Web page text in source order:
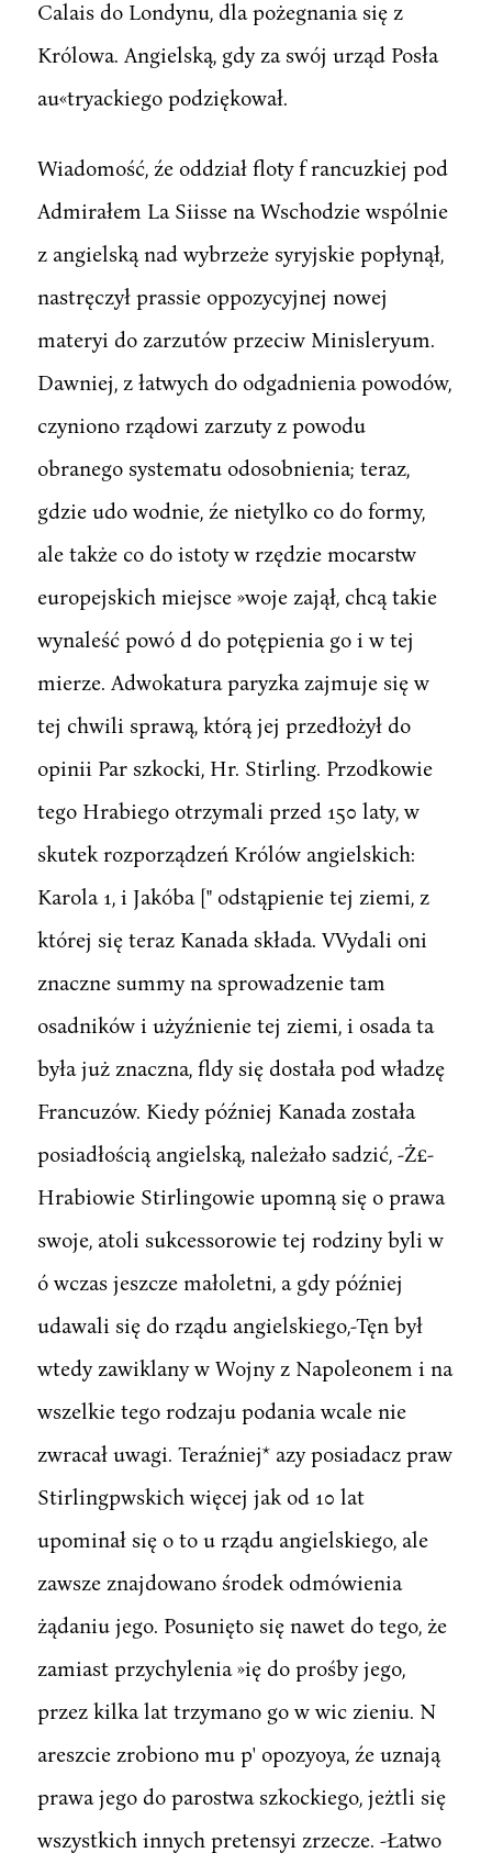
Calais do Londynu, dla pożegnania się z
Królowa. Angielską, gdy za swój urząd Posła
au«tryackiego podziękował.
Wiadomość, źe oddział floty f rancuzkiej pod
Admirałem La Siisse na Wschodzie wspólnie
z angielską nad wybrzeże syryjskie popłynął,
nastręczył prassie oppozycyjnej nowej
materyi do zarzutów przeciw Minisleryum.
Dawniej, z łatwych do odgadnienia powodów,
czyniono rządowi zarzuty z powodu
obranego systematu odosobnienia; teraz,
gdzie udo wodnie, źe nietylko co do formy,
ale także co do istoty w rzędzie mocarstw
europejskich miejsce »woje zajął, chcą takie
wynaleść powó d do potępienia go i w tej
mierze. Adwokatura paryzka zajmuje się w
tej chwili sprawą, którą jej przedłożył do
opinii Par szkocki, Hr. Stirling. Przodkowie
tego Hrabiego otrzymali przed 150 laty, w
skutek rozporządzeń Królów angielskich:
Karola 1, i Jakóba [" odstąpienie tej ziemi, z
której się teraz Kanada składa. VVydali oni
znaczne summy na sprowadzenie tam
osadników i użyźnienie tej ziemi, i osada ta
była już znaczna, fldy się dostała pod władzę
Francuzów. Kiedy później Kanada została
posiadłością angielską, należało sadzić, -Ż£-
Hrabiowie Stirlingowie upomną się o prawa
swoje, atoli sukcessorowie tej rodziny byli w
ó wczas jeszcze małoletni, a gdy później
udawali się do rządu angielskiego,-Tęn był
wtedy zawiklany w Wojny z Napoleonem i na
wszelkie tego rodzaju podania wcale nie
zwracał uwagi. Teraźniej* azy posiadacz praw
Stirlingpwskich więcej jak od 10 lat
upominał się o to u rządu angielskiego, ale
zawsze znajdowano środek odmówienia
żądaniu jego. Posunięto się nawet do tego, że
zamiast przychylenia »ię do prośby jego,
przez kilka lat trzymano go w wic zieniu. N
areszcie zrobiono mu p' opozyoya, źe uznają
prawa jego do parostwa szkockiego, jeżtli się
wszystkich innych pretensyi zrzecze. -Łatwo